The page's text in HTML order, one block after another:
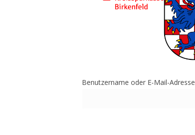
Benutzername oder E-Mail-Adresse